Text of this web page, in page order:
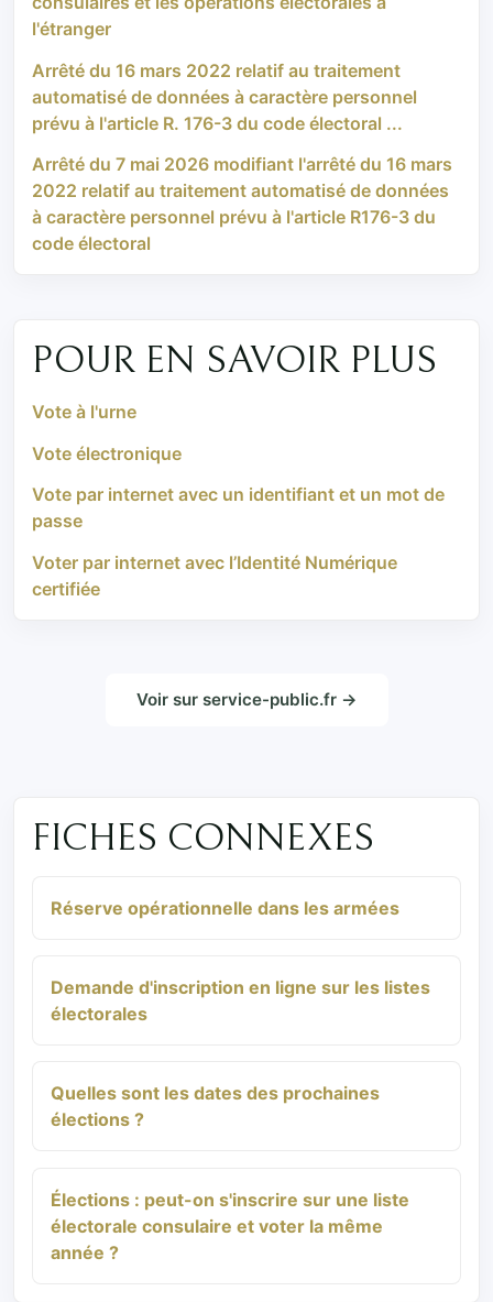
l'étranger
Arrêté du 16 mars 2022 relatif au traitement
automatisé de données à caractère personnel
prévu à l'article R. 176-3 du code électoral ...
Arrêté du 7 mai 2026 modifiant l'arrêté du 16 mars
2022 relatif au traitement automatisé de données
à caractère personnel prévu à l'article R176-3 du
code électoral
POUR EN SAVOIR PLUS
Vote à l'urne
Vote électronique
Vote par internet avec un identifiant et un mot de
passe
Voter par internet avec l’Identité Numérique
certifiée
Voir sur service-public.fr →
FICHES CONNEXES
Réserve opérationnelle dans les armées
Demande d'inscription en ligne sur les listes
électorales
Quelles sont les dates des prochaines
élections ?
Élections : peut-on s'inscrire sur une liste
électorale consulaire et voter la même
année ?